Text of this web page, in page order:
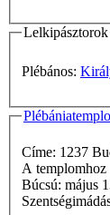
Lelkipásztorok
Plébános:
Címe: 1237
A templomhoz
Búcsú: